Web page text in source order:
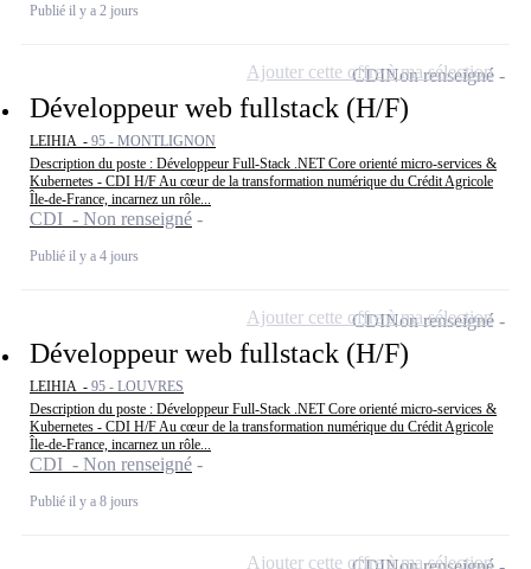
Publié il y a 2 jours
Développeur web fullstack (H/F)
LEIHIA - 95 - MONTLIGNON
Description du poste : Développeur Full-Stack .NET Core orienté micro-services &
Kubernetes - CDI H/F Au cœur de la transformation numérique du Crédit Agricole
Île-de-France, incarnez un rôle...
CDI - Non renseigné
Publié il y a 4 jours
CDINon renseigné
Ajouter cette offre à ma sélection
Développeur web fullstack (H/F)
LEIHIA - 95 - LOUVRES
Description du poste : Développeur Full-Stack .NET Core orienté micro-services &
Kubernetes - CDI H/F Au cœur de la transformation numérique du Crédit Agricole
Île-de-France, incarnez un rôle...
CDI - Non renseigné
Publié il y a 8 jours
CDINon renseigné
Ajouter cette offre à ma sélection
Ajouter cette offre à ma sélection